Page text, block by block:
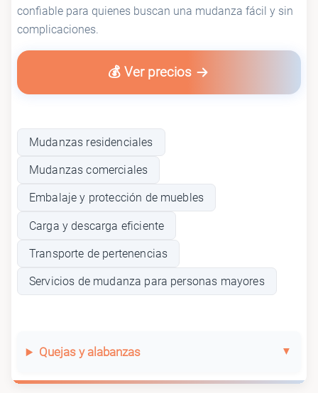
confiable para quienes buscan una mudanza fácil y sin
complicaciones.
💰 Ver precios
Mudanzas residenciales
Mudanzas comerciales
Embalaje y protección de muebles
Carga y descarga eficiente
Transporte de pertenencias
Servicios de mudanza para personas mayores
Quejas y alabanzas